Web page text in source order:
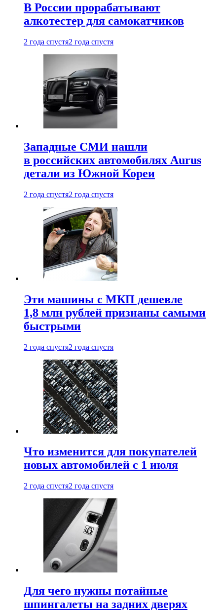
В России прорабатывают
алкотестер для самокатчиков
2 года спустя2 года спустя
Западные СМИ нашли
в российских автомобилях Aurus
детали из Южной Кореи
2 года спустя2 года спустя
Эти машины с МКП дешевле
1,8 млн рублей признаны самыми
быстрыми
2 года спустя2 года спустя
Что изменится для покупателей
новых автомобилей с 1 июля
2 года спустя2 года спустя
Для чего нужны потайные
шпингалеты на задних дверях